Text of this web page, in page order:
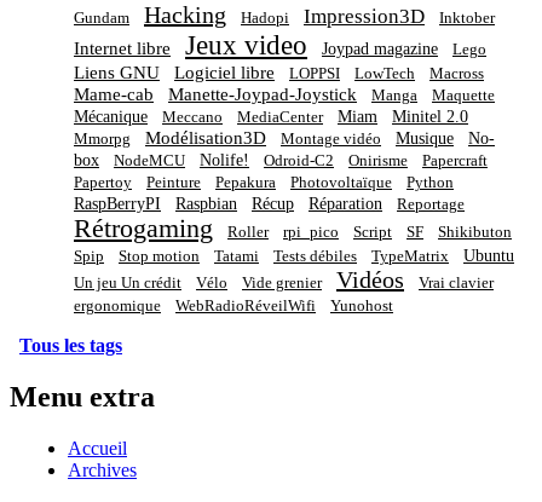
Gundam
Hacking Hadopi Impression3D Inktober
Internet libre Jeux video Joypad magazine Lego
Liens GNU Logiciel libre LOPPSI LowTech Macross
Mame-cab Manette-Joypad-Joystick Manga Maquette
Mécanique Meccano MediaCenter Miam Minitel 2.0
Mmorpg Modélisation3D Montage vidéo Musique
No-
box
NodeMCU Nolife! Odroid-C2 Onirisme
Papercraft
Papertoy
Peinture Pepakura Photovoltaïque Python
RaspBerryPI Raspbian Récup Réparation Reportage
Rétrogaming Roller rpi_pico Script SF
Shikibuton
Spip
Stop motion Tatami Tests débiles TypeMatrix Ubuntu
Un jeu Un crédit Vélo Vide grenier Vidéos
Vrai clavier
ergonomique
WebRadioRéveilWifi Yunohost
Tous les tags
Menu extra
Accueil
Archives